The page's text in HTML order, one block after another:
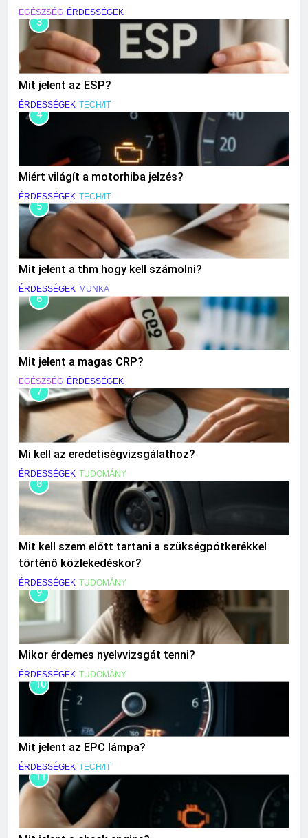
EGÉSZSÉG ÉRDESSÉGEK
3
Mit jelent az ESP?
ÉRDESSÉGEK TECH/IT
4
Miért világít a motorhiba jelzés?
ÉRDESSÉGEK TECH/IT
5
Mit jelent a thm hogy kell számolni?
ÉRDESSÉGEK MUNKA
6
Mit jelent a magas CRP?
EGÉSZSÉG ÉRDESSÉGEK
7
Mi kell az eredetiségvizsgálathoz?
ÉRDESSÉGEK TUDOMÁNY
8
Mit kell szem előtt tartani a szükségpótkerékkel
történő közlekedéskor?
ÉRDESSÉGEK TUDOMÁNY
9
Mikor érdemes nyelvvizsgát tenni?
ÉRDESSÉGEK TUDOMÁNY
10
Mit jelent az EPC lámpa?
ÉRDESSÉGEK TECH/IT
11